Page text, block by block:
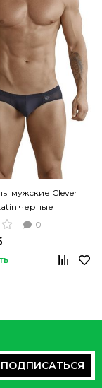
мужские Clever
черные
0
ПОДПИСАТЬСЯ